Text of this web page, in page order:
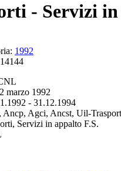
- Servizi in
1992
marzo 1992
- 31.12.1994
Ancp, Agci, Ancst, Uil-
Servizi in appalto F.S.